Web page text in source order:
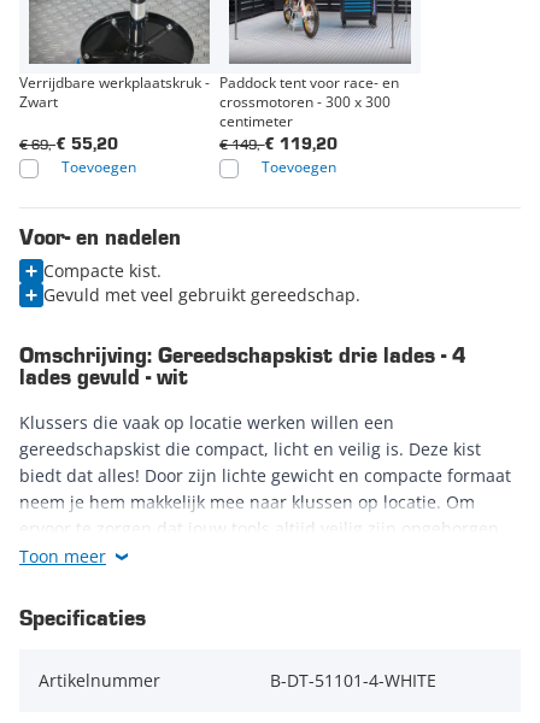
Verrijdbare werkplaatskruk -
Zwart
€ 55,20
€ 69,-
Toevoegen
Paddock tent voor race- en
crossmotoren - 300 x 300
centimeter
€ 119,20
€ 149,-
Toevoegen
Voor- en nadelen
Compacte kist.
Gevuld met veel gebruikt gereedschap.
Omschrijving: Gereedschapskist drie lades - 4
lades gevuld - wit
Klussers die vaak op locatie werken willen een
gereedschapskist die compact, licht en veilig is. Deze kist
biedt dat alles! Door zijn lichte gewicht en compacte formaat
neem je hem makkelijk mee naar klussen op locatie. Om
ervoor te zorgen dat jouw tools altijd veilig zijn opgeborgen
beschikt de koffer over een cilinderslot, zodat je de bovenste
gereedschapskist
Toon meer
Specificaties
Artikelnummer B-DT-51101-4-WHITE